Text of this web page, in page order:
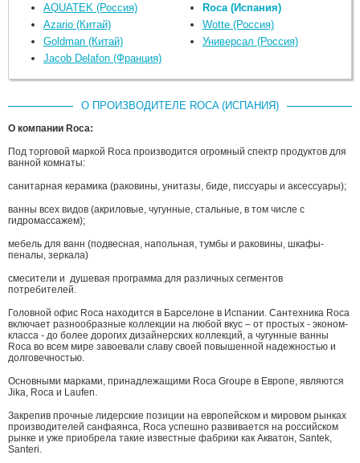
AQUATEK (Россия)
Azario (Китай)
Goldman (Китай)
Jacob Delafon (Франция)
Roca (Испания)
Wotte (Россия)
Универсал (Россия)
О ПРОИЗВОДИТЕЛЕ ROCA (ИСПАНИЯ)
О компании Roca:
Под торговой маркой Roca производится огромный спектр продуктов для
ванной комнаты:
санитарная керамика (раковины, унитазы, биде, писсуары и аксессуары);
ванны всех видов (акриловые, чугунные, стальные, в том числе с
гидромассажем);
мебель для ванн (подвесная, напольная, тумбы и раковины, шкафы-
пеналы, зеркала)
смесители и душевая программа для различных сегментов
потребителей.
Головной офис Roca находится в Барселонe в Испании. Сантехника Roca
включает разнообразные коллекции на любой вкус – от простых - эконом-
класса - до более дорогих дизайнерских коллекций, а чугунные ванны
Roca во всем мире завоевали славу своей повышенной надежностью и
долговечностью.
Основными марками, принадлежащими Roca Groupe в Европе, являются
Jika, Roca и Laufen.
Закрепив прочные лидерские позиции на европейском и мировом рынках
производителей санфаянса, Roca успешно развивается на российском
рынке и уже приобрела такие известные фабрики как Акватон, Santek,
Santeri.